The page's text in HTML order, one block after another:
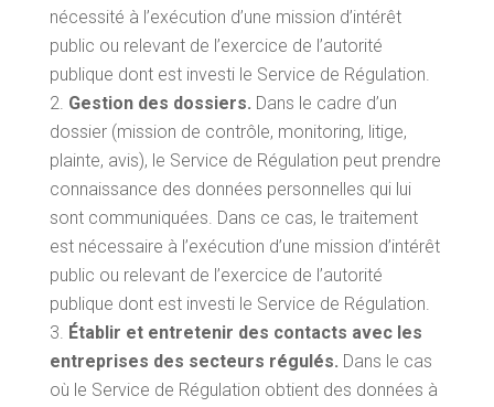
nécessité à l’exécution d’une mission d’intérêt
public ou relevant de l’exercice de l’autorité
publique dont est investi le Service de Régulation.
Gestion des dossiers. Dans le cadre d’un
dossier (mission de contrôle, monitoring, litige,
plainte, avis), le Service de Régulation peut prendre
connaissance des données personnelles qui lui
sont communiquées. Dans ce cas, le traitement
est nécessaire à l’exécution d’une mission d’intérêt
public ou relevant de l’exercice de l’autorité
publique dont est investi le Service de Régulation.
Établir et entretenir des contacts avec les
entreprises des secteurs régulés. Dans le cas
où le Service de Régulation obtient des données à